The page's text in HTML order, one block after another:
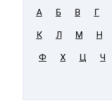
А Б В Г
К Л М Н
Ф Х Ц Ч